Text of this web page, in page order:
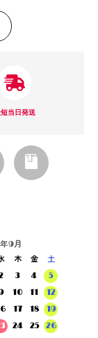
当日発送
9月
木 金
土
3 4
5
10 11
12
17 18
19
24 25
26